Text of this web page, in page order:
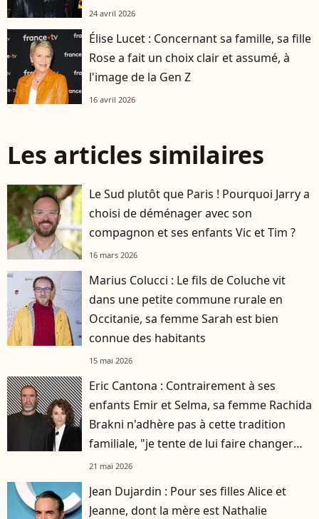
24 avril 2026
Élise Lucet : Concernant sa famille, sa fille
Rose a fait un choix clair et assumé, à
l'image de la Gen Z
16 avril 2026
Les articles similaires
Le Sud plutôt que Paris ! Pourquoi Jarry a
choisi de déménager avec son
compagnon et ses enfants Vic et Tim ?
16 mars 2026
Marius Colucci : Le fils de Coluche vit
dans une petite commune rurale en
Occitanie, sa femme Sarah est bien
connue des habitants
15 mai 2026
Eric Cantona : Contrairement à ses
enfants Emir et Selma, sa femme Rachida
Brakni n'adhère pas à cette tradition
familiale, "je tente de lui faire changer
d'avis"
21 mai 2026
Jean Dujardin : Pour ses filles Alice et
Jeanne, dont la mère est Nathalie